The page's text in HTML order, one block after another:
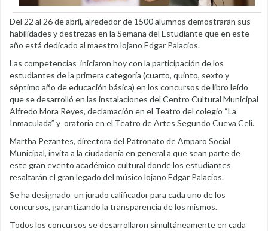
Del 22 al 26 de abril, alrededor de 1500 alumnos demostrarán sus
habilidades y destrezas en la Semana del Estudiante que en este
año está dedicado al maestro lojano Edgar Palacios.
Las competencias iniciaron hoy con la participación de los
estudiantes de la primera categoría (cuarto, quinto, sexto y
séptimo año de educación básica) en los concursos de libro leído
que se desarrolló en las instalaciones del Centro Cultural Municipal
Alfredo Mora Reyes, declamación en el Teatro del colegio “La
Inmaculada” y oratoria en el Teatro de Artes Segundo Cueva Celi.
Martha Pezantes, directora del Patronato de Amparo Social
Municipal, invita a la ciudadanía en general a que sean parte de
este gran evento académico cultural donde los estudiantes
resaltarán el gran legado del músico lojano Edgar Palacios.
Se ha designado un jurado calificador para cada uno de los
concursos, garantizando la transparencia de los mismos.
Todos los concursos se desarrollaron simultáneamente en cada